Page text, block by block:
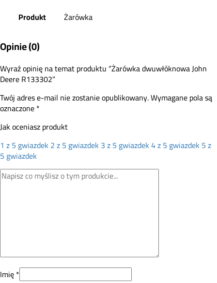
Produkt
Żarówka
Opinie (0)
Wyraź opinię na temat produktu “Żarówka dwuwłóknowa John
Deere R133302”
Twój adres e-mail nie zostanie opublikowany.Wymagane pola są
oznaczone*
Jak oceniasz produkt
1 z 5 gwiazdek2 z 5 gwiazdek3 z 5 gwiazdek4 z 5 gwiazdek5 z
5 gwiazdek
Imię*